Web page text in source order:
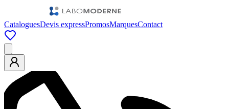
CataloguesDevis expressPromosMarquesContact